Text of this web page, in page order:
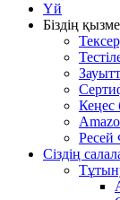
Үй
Біздің
Кеңес
Сіздің